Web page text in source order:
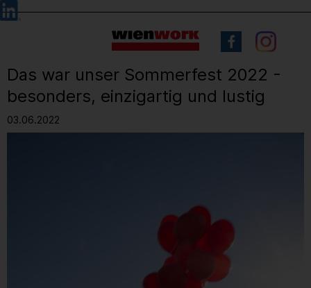
Barrierefreie
Bedienung
Sprachauswahl
Das war unser Sommerfest 2022 -
besonders, einzigartig und lustig
03.06.2022